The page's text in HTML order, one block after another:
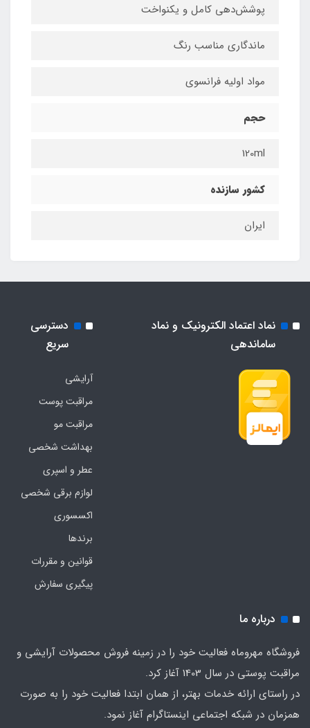
پوشش‌دهی کامل و یکنواخت
ماندگاری مناسب رنگ
مواد اولیه فرانسوی
حجم
120ml
کشور سازنده
ایران
نماد اعتماد الکترونیک و نماد
ساماندهی
دسترسی
سریع
آرایشی
مراقبت پوست
مراقبت مو
بهداشت شخصی
عطر و اسپری
لوازم برقی شخصی
اکسسوری
برندها
قوانین و مقررات
پیگیری سفارش
درباره ما
فروشگاه مهروماه فعالیت خود را در زمینه فروش محصولات آرایشی و
مراقبت پوستی در سال 1403 آغاز کرد.
در راستای ارائه خدمات بهتر، از همان ابتدا فعالیت خود را به صورت
همزمان در شبکه اجتماعی اینستاگرام آغاز نمود.